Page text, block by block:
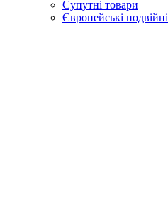
Супутні товари
Європейські подвійні